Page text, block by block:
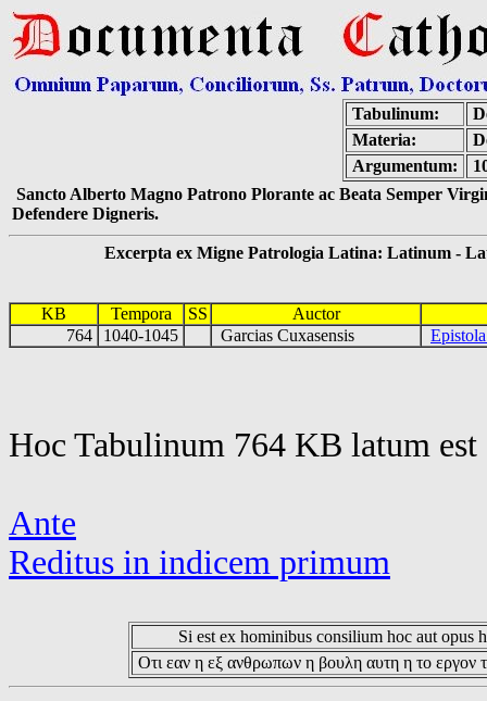
Tabulinum:
Materia:
Argumentum:
Sancto Alberto Magno Patrono Plorante ac Beata Semper
Defendere Digneris.
Excerpta ex Migne Patrologia Latina: Latinum -
KB Tempora SS
Auctor
764
1040-1045 Garcias Cuxasensis
Hoc Tabulinum 764 KB latum
Ante
Reditus in indicem primum
Si est ex hominibus consilium hoc aut opus
Οτι εαν η εξ ανθρωπων η βουλη αυτη η το εργον